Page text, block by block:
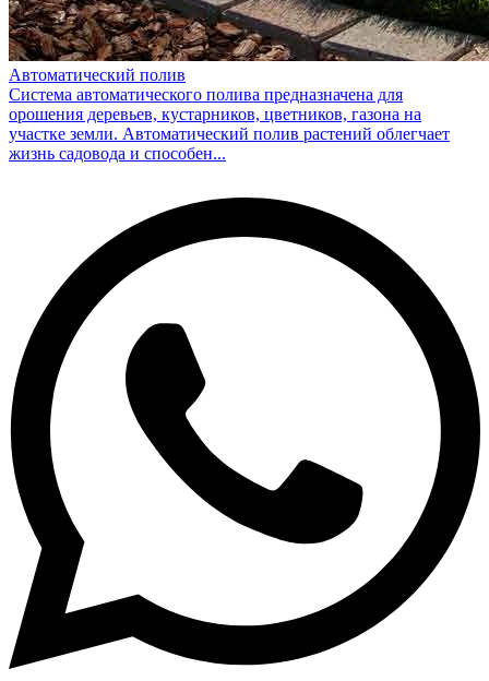
Автоматический полив
Система автоматического полива предназначена для
орошения деревьев, кустарников, цветников, газона на
участке земли. Автоматический полив растений облегчает
жизнь садовода и способен...